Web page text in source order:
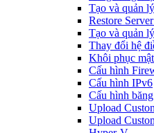
Tạo và quản
Restore
Tạo và quản
Thay đổi hệ
Khôi phục
Cấu hình
Cấu hình IPv6
Cấu hình
Upload
Upload